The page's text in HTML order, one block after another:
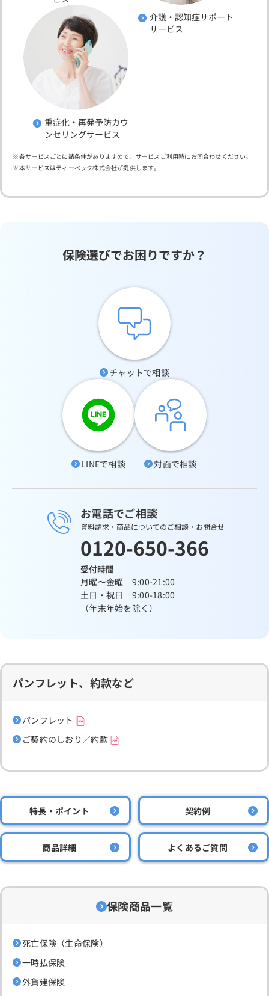
介護・認知症サポート
サービス
重症化・再発予防カウ
ンセリングサービス
各サービスごとに諸条件がありますので、サービスご利用時にお問合わせください。
本サービスはティーペック株式会社が提供します。
保険選びでお困りですか？
チャットで相談
LINEで相談 対面で相談
お電話でご相談
資料請求・商品についてのご相談・お問合せ
0120-650-366
受付時間
月曜〜金曜 9:00-21:00
土日・祝日 9:00-18:00
（年末年始を除く）
パンフレット、約款など
パンフレット
ご契約のしおり／約款
特長・ポイント 契約例
商品詳細 よくあるご質問
保険商品一覧
死亡保険（生命保険）
一時払保険
外貨建保険